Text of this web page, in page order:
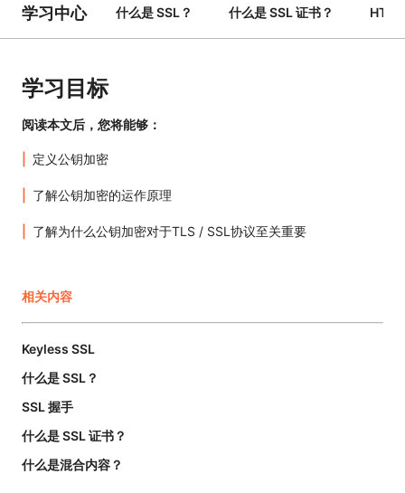
学习中心 什么是 SSL？ 什么是 SSL 证书？
学习目标
阅读本文后，您将能够：
定义公钥加密
了解公钥加密的运作原理
了解为什么公钥加密对于TLS / SSL协议至关重要
相关内容
Keyless SSL
什么是 SSL？
SSL 握手
什么是 SSL 证书？
什么是混合内容？